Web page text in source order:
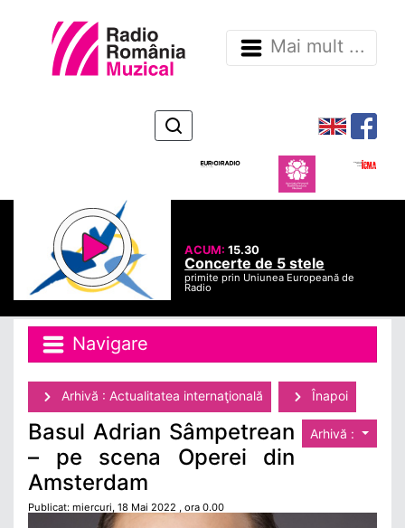
Mai mult ...
ACUM:15.30
Concerte de 5 stele
primite prin Uniunea Europeană de
Radio
Navigare
Arhivă : Actualitatea internaţională Înapoi
Arhivă :
Basul Adrian Sâmpetrean
– pe scena Operei din
Amsterdam
Publicat: miercuri, 18 Mai 2022 , ora 0.00